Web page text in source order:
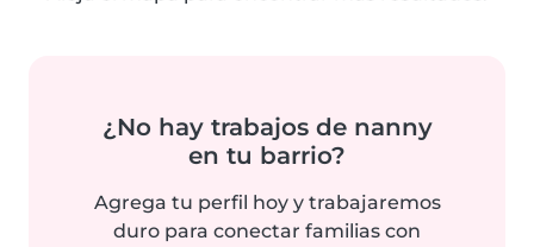
¿No hay trabajos de nanny
en tu barrio?
Agrega tu perfil hoy y trabajaremos
duro para conectar familias con